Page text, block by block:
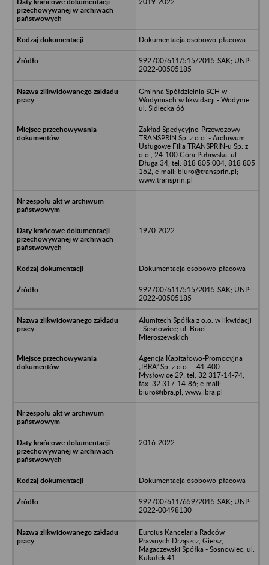
Dokumentacja osobowo-płacowa
992700/611/515/2015-SAK; UNP:
2022-00505185
Gminna Spółdzielnia SCH w
Wodymiach w likwidacji - Wodynie
ul. Sidlecka 66
Zakład Spedycyjno-Przewozowy
TRANSPRIN Sp. z.o.o. - Archiwum
Usługowe Filia TRANSPRIN-u Sp. z
o.o., 24-100 Góra Puławska, ul.
Długa 34, tel. 818 805 004; 818 805
162, e-mail: biuro@transprin.pl;
www.transprin.pl
1970-2022
Dokumentacja osobowo-płacowa
992700/611/515/2015-SAK; UNP:
2022-00505185
Alumitech Spółka z o.o. w likwidacji
- Sosnowiec; ul. Braci
Mieroszewskich
Agencja Kapitałowo-Promocyjna
„IBRA” Sp. z o.o. – 41-400
Mysłowice 29; tel. 32 317-14-74,
fax. 32 317-14-86; e-mail:
biuro@ibra.pl; www.ibra.pl
2016-2022
Dokumentacja osobowo-płacowa
992700/611/659/2015-SAK; UNP:
2022-00498130
Euroius Kancelaria Radców
Prawnych Drząszcz, Giersz,
Magaczewski Spółka - Sosnowiec, ul.
Kukułek 41